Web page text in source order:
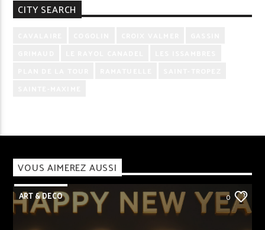
CITY SEARCH
VOUS AIMEREZ AUSSI
ART & DECO 0